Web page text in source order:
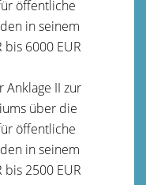
öffentliche
in seinem
bis 6000 EUR
II zur
über die
öffentliche
in seinem
bis 2500 EUR